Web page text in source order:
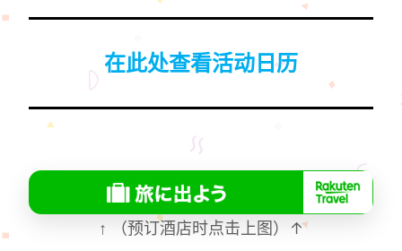
在此处查看活动日历
↑ （预订酒店时点击上图）↑